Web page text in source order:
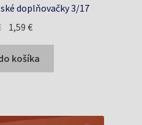
doplňovačky 3/17
Pôvodná
cena
bola:
1,69 €.
1,59€Aktuálna
cena
je:
1,59 €.
košíka